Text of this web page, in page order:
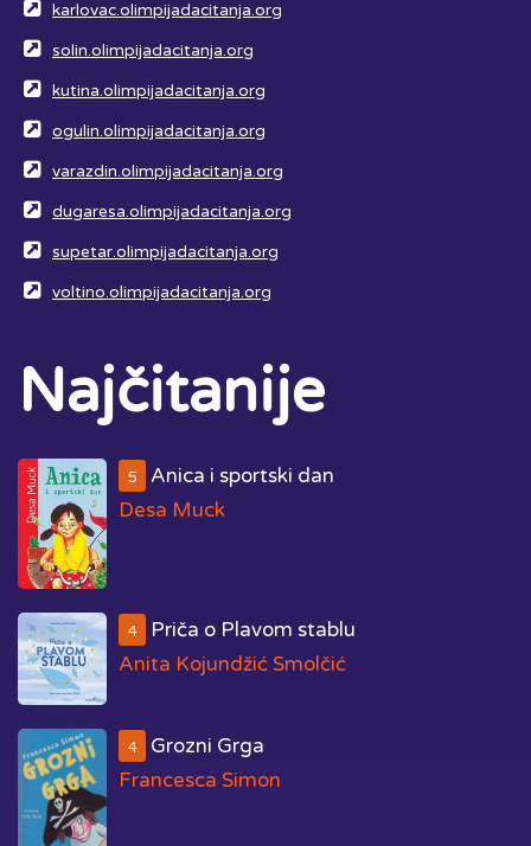
karlovac.olimpijadacitanja.org
solin.olimpijadacitanja.org
kutina.olimpijadacitanja.org
ogulin.olimpijadacitanja.org
varazdin.olimpijadacitanja.org
dugaresa.olimpijadacitanja.org
supetar.olimpijadacitanja.org
voltino.olimpijadacitanja.org
Najčitanije
5
Anica i sportski dan
Desa Muck
4
Priča o Plavom stablu
Anita Kojundžić Smolčić
4
Grozni Grga
Francesca Simon